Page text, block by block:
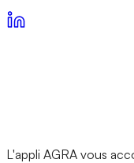
L'appli AGRA vous